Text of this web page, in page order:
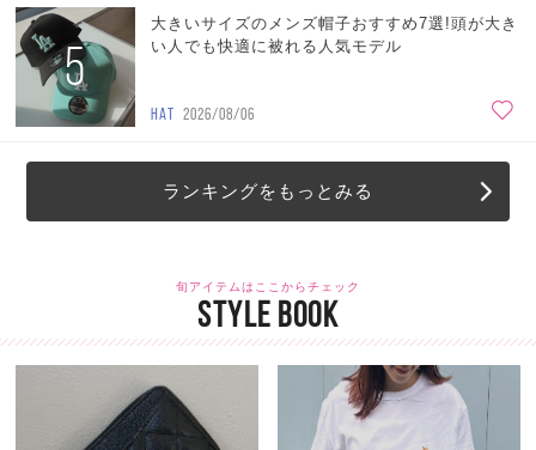
5
大きいサイズのメンズ帽子おすすめ7選!頭が大き
い人でも快適に被れる人気モデル
HAT 2026/08/06
ランキングをもっとみる
旬アイテムはここからチェック
STYLE BOOK